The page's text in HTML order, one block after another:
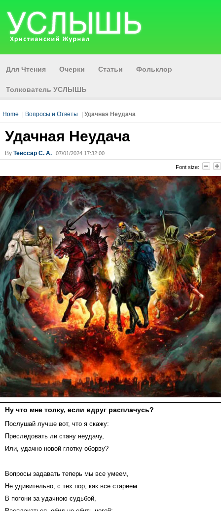
Для Чтения Очерки Статьи Фольклор
Толкователь УСЛЫШЬ
Home Вопросы и Ответы Удачная Неудача
Удачная Неудача
By Тевссар С. А. 07/01/2024 17:32:00
Font size:
Ну что мне толку, если вдруг расплачусь?
Послушай лучше вот, что я скажу:
Преследовать ли стану неудачу,
Или, удачно новой глотку оборву?
Вопросы задавать теперь мы все умеем,
Не удивительно, с тех пор, как все стареем
В погони за удачною судьбой,